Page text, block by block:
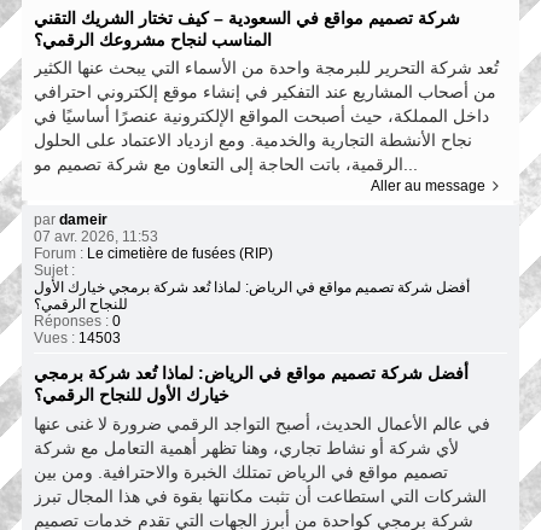
شركة تصميم مواقع في السعودية – كيف تختار الشريك التقني
المناسب لنجاح مشروعك الرقمي؟
تُعد شركة التحرير للبرمجة واحدة من الأسماء التي يبحث عنها الكثير
من أصحاب المشاريع عند التفكير في إنشاء موقع إلكتروني احترافي
داخل المملكة، حيث أصبحت المواقع الإلكترونية عنصرًا أساسيًا في
نجاح الأنشطة التجارية والخدمية. ومع ازدياد الاعتماد على الحلول
الرقمية، باتت الحاجة إلى التعاون مع شركة تصميم مو...
Aller au message
par dameir
07 avr. 2026, 11:53
Forum : Le cimetière de fusées (RIP)
Sujet :
أفضل شركة تصميم مواقع في الرياض: لماذا تُعد شركة برمجي خيارك الأول
للنجاح الرقمي؟
Réponses : 0
Vues : 14503
أفضل شركة تصميم مواقع في الرياض: لماذا تُعد شركة برمجي
خيارك الأول للنجاح الرقمي؟
في عالم الأعمال الحديث، أصبح التواجد الرقمي ضرورة لا غنى عنها
لأي شركة أو نشاط تجاري، وهنا تظهر أهمية التعامل مع شركة
تصميم مواقع في الرياض تمتلك الخبرة والاحترافية. ومن بين
الشركات التي استطاعت أن تثبت مكانتها بقوة في هذا المجال تبرز
شركة برمجي كواحدة من أبرز الجهات التي تقدم خدمات تصميم